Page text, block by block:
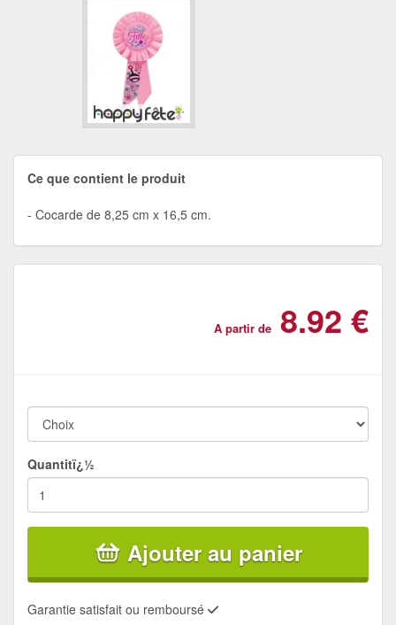
Ce que contient le produit
Cocarde de 8,25 cm x 16,5 cm.
A partir de 8.92 €
Quantitï¿½
Ajouter au panier
Garantie satisfait ou remboursé